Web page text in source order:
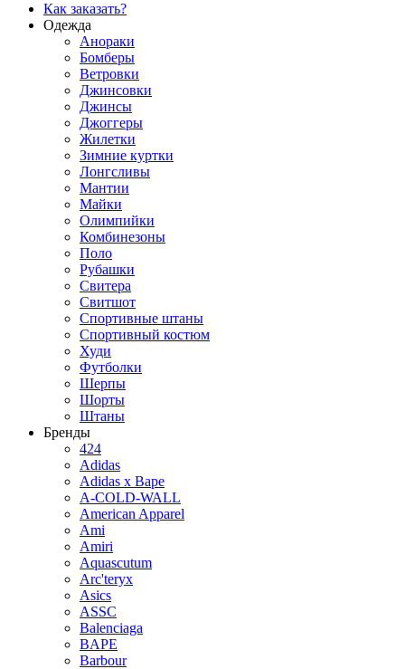
Как заказать?
Одежда
Анораки
Бомберы
Ветровки
Джинсовки
Джинсы
Джоггеры
Жилетки
Зимние куртки
Лонгсливы
Мантии
Майки
Олимпийки
Комбинезоны
Поло
Рубашки
Свитера
Свитшот
Спортивные штаны
Спортивный костюм
Худи
Футболки
Шерпы
Шорты
Штаны
Бренды
424
Adidas
Adidas x Bape
A-COLD-WALL
American Apparel
Ami
Amiri
Aquascutum
Arc'teryx
Asics
ASSC
Balenciaga
BAPE
Barbour